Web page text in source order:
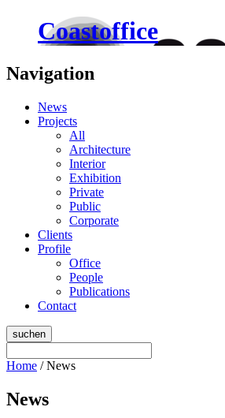
Coastoffice
Navigation
News
Projects
All
Architecture
Interior
Exhibition
Private
Public
Corporate
Clients
Profile
Office
People
Publications
Contact
Home /News
News